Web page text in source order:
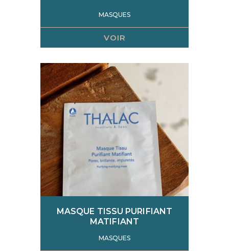
MASQUES
VOIR
MASQUE TISSU PURIFIANT
MATIFIANT
MASQUES